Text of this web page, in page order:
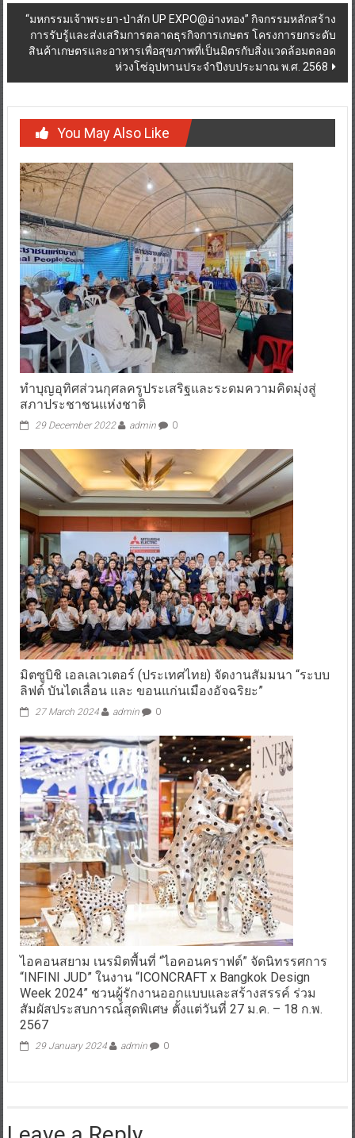
“มหกรรมเจ้าพระยา-ป่าสัก UP EXPO@อ่างทอง” กิจกรรมหลักสร้าง
การรับรู้และส่งเสริมการตลาดธุรกิจการเกษตร โครงการยกระดับ
สินค้าเกษตรและอาหารเพื่อสุขภาพที่เป็นมิตรกับสิ่งแวดล้อมตลอด
ห่วงโซ่อุปทานประจำปีงบประมาณ พ.ศ. 2568
You May Also Like
ทำบุญอุทิศส่วนกุศลครูประเสริฐและระดมความคิดมุ่งสู่
สภาประชาชนแห่งชาติ
29 December 2022 admin 0
มิตซูบิชิ เอลเลเวเตอร์ (ประเทศไทย) จัดงานสัมมนา “ระบบ
ลิฟต์ บันไดเลื่อน และ ขอนแก่นเมืองอัจฉริยะ”
27 March 2024 admin 0
ไอคอนสยาม เนรมิตพื้นที่ “ไอคอนคราฟต์” จัดนิทรรศการ
“INFINI JUD” ในงาน “ICONCRAFT x Bangkok Design
Week 2024” ชวนผู้รักงานออกแบบและสร้างสรรค์ ร่วม
สัมผัสประสบการณ์สุดพิเศษ ตั้งแต่วันที่ 27 ม.ค. – 18 ก.พ.
2567
29 January 2024 admin 0